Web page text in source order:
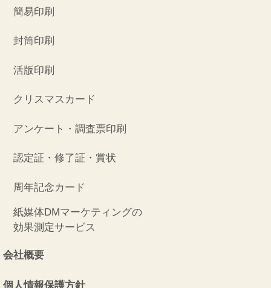
簡易印刷
封筒印刷
活版印刷
クリスマスカード
アンケート・調査票印刷
認定証・修了証・賞状
周年記念カード
紙媒体DMマーケティングの
効果測定サービス
会社概要
個人情報保護方針